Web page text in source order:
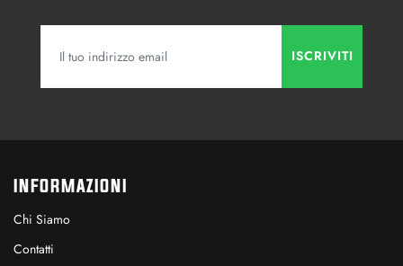
INFORMAZIONI
Chi Siamo
Contatti